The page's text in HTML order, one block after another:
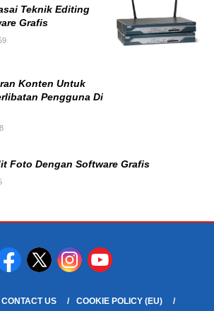
Teknik Editing
Grafis
Konten Untuk
Pengguna Di
Foto Dengan Software Grafis
CONTACT US
COOKIE POLICY (EU)